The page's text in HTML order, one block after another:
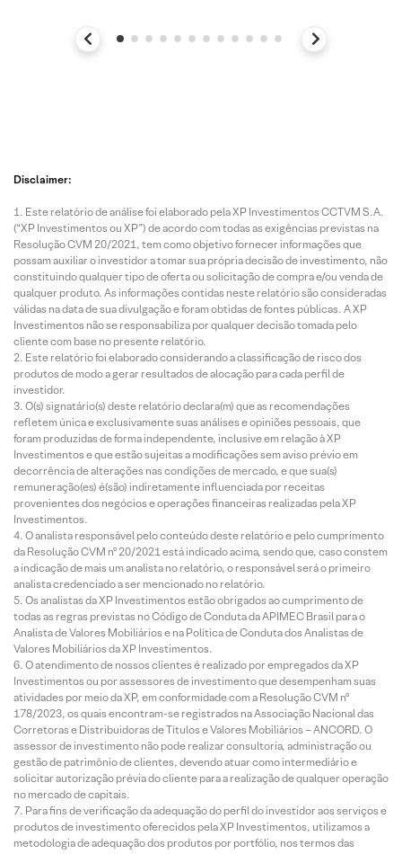
Disclaimer:
Este relatório de análise foi elaborado pela XP Investimentos CCTVM S.A.
(“XP Investimentos ou XP”) de acordo com todas as exigências previstas na
Resolução CVM 20/2021, tem como objetivo fornecer informações que
possam auxiliar o investidor a tomar sua própria decisão de investimento, não
constituindo qualquer tipo de oferta ou solicitação de compra e/ou venda de
qualquer produto. As informações contidas neste relatório são consideradas
válidas na data de sua divulgação e foram obtidas de fontes públicas. A XP
Investimentos não se responsabiliza por qualquer decisão tomada pelo
cliente com base no presente relatório.
Este relatório foi elaborado considerando a classificação de risco dos
produtos de modo a gerar resultados de alocação para cada perfil de
investidor.
O(s) signatário(s) deste relatório declara(m) que as recomendações
refletem única e exclusivamente suas análises e opiniões pessoais, que
foram produzidas de forma independente, inclusive em relação à XP
Investimentos e que estão sujeitas a modificações sem aviso prévio em
decorrência de alterações nas condições de mercado, e que sua(s)
remuneração(es) é(são) indiretamente influenciada por receitas
provenientes dos negócios e operações financeiras realizadas pela XP
Investimentos.
O analista responsável pelo conteúdo deste relatório e pelo cumprimento
da Resolução CVM nº 20/2021 está indicado acima, sendo que, caso constem
a indicação de mais um analista no relatório, o responsável será o primeiro
analista credenciado a ser mencionado no relatório.
Os analistas da XP Investimentos estão obrigados ao cumprimento de
todas as regras previstas no Código de Conduta da APIMEC Brasil para o
Analista de Valores Mobiliários e na Política de Conduta dos Analistas de
Valores Mobiliários da XP Investimentos.
O atendimento de nossos clientes é realizado por empregados da XP
Investimentos ou por assessores de investimento que desempenham suas
atividades por meio da XP, em conformidade com a Resolução CVM nº
178/2023, os quais encontram-se registrados na Associação Nacional das
Corretoras e Distribuidoras de Títulos e Valores Mobiliários – ANCORD. O
assessor de investimento não pode realizar consultoria, administração ou
gestão de patrimônio de clientes, devendo atuar como intermediário e
solicitar autorização prévia do cliente para a realização de qualquer operação
no mercado de capitais.
Para fins de verificação da adequação do perfil do investidor aos serviços e
produtos de investimento oferecidos pela XP Investimentos, utilizamos a
metodologia de adequação dos produtos por portfólio, nos termos das